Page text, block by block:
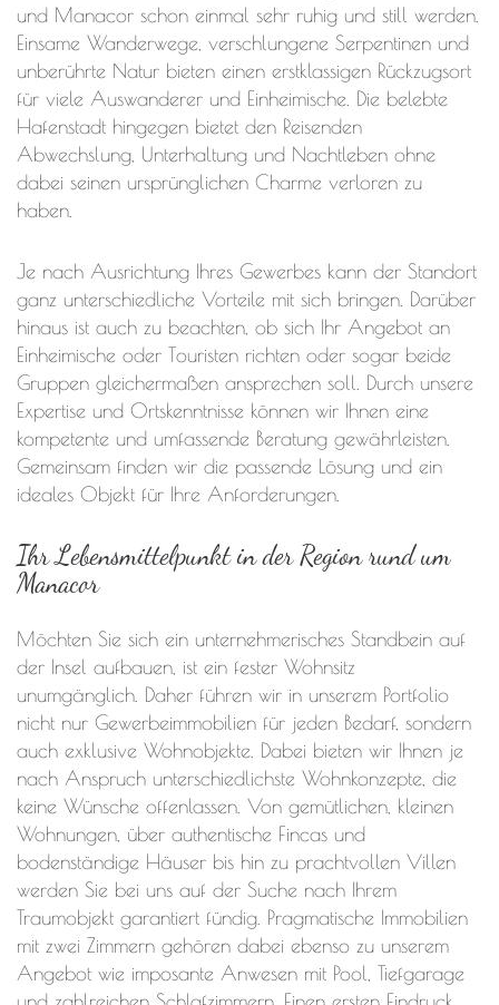
und Manacor schon einmal sehr ruhig und still werden.
Einsame Wanderwege, verschlungene Serpentinen und
unberührte Natur bieten einen erstklassigen Rückzugsort
für viele Auswanderer und Einheimische. Die belebte
Hafenstadt hingegen bietet den Reisenden
Abwechslung, Unterhaltung und Nachtleben ohne
dabei seinen ursprünglichen Charme verloren zu
haben.
Je nach Ausrichtung Ihres Gewerbes kann der Standort
ganz unterschiedliche Vorteile mit sich bringen. Darüber
hinaus ist auch zu beachten, ob sich Ihr Angebot an
Einheimische oder Touristen richten oder sogar beide
Gruppen gleichermaßen ansprechen soll. Durch unsere
Expertise und Ortskenntnisse können wir Ihnen eine
kompetente und umfassende Beratung gewährleisten.
Gemeinsam finden wir die passende Lösung und ein
ideales Objekt für Ihre Anforderungen.
Ihr Lebensmittelpunkt in der Region rund um
Manacor
Möchten Sie sich ein unternehmerisches Standbein auf
der Insel aufbauen, ist ein fester Wohnsitz
unumgänglich. Daher führen wir in unserem Portfolio
nicht nur Gewerbeimmobilien für jeden Bedarf, sondern
auch exklusive Wohnobjekte. Dabei bieten wir Ihnen je
nach Anspruch unterschiedlichste Wohnkonzepte, die
keine Wünsche offenlassen. Von gemütlichen, kleinen
Wohnungen, über authentische Fincas und
bodenständige Häuser bis hin zu prachtvollen Villen
werden Sie bei uns auf der Suche nach Ihrem
Traumobjekt garantiert fündig. Pragmatische Immobilien
mit zwei Zimmern gehören dabei ebenso zu unserem
Angebot wie imposante Anwesen mit Pool, Tiefgarage